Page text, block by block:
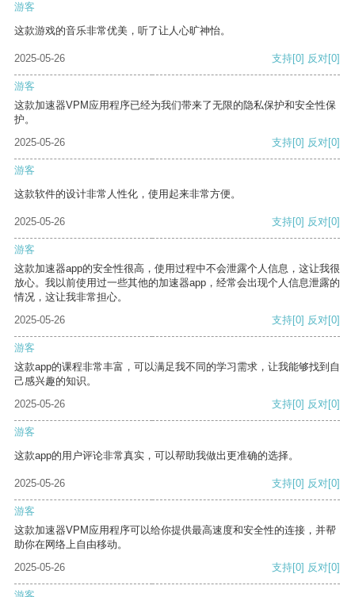
游客
这款游戏的音乐非常优美，听了让人心旷神怡。
2025-05-26 支持[0] 反对[0]
游客
这款加速器VPM应用程序已经为我们带来了无限的隐私保护和安全性保
护。
2025-05-26
支持[0] 反对[0]
游客
这款软件的设计非常人性化，使用起来非常方便。
2025-05-26 支持[0] 反对[0]
游客
这款加速器app的安全性很高，使用过程中不会泄露个人信息，这让我很
放心。我以前使用过一些其他的加速器app，经常会出现个人信息泄露的
情况，这让我非常担心。
2025-05-26
支持[0] 反对[0]
游客
这款app的课程非常丰富，可以满足我不同的学习需求，让我能够找到自
己感兴趣的知识。
2025-05-26
支持[0] 反对[0]
游客
这款app的用户评论非常真实，可以帮助我做出更准确的选择。
2025-05-26 支持[0] 反对[0]
游客
这款加速器VPM应用程序可以给你提供最高速度和安全性的连接，并帮
助你在网络上自由移动。
2025-05-26
支持[0] 反对[0]